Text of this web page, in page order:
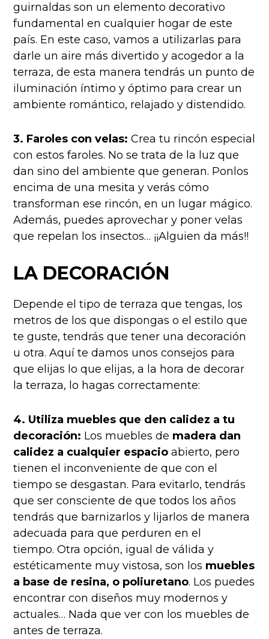
guirnaldas son un elemento decorativo
fundamental en cualquier hogar de este
país. En este caso, vamos a utilizarlas para
darle un aire más divertido y acogedor a la
terraza, de esta manera tendrás un punto de
iluminación íntimo y óptimo para crear un
ambiente romántico, relajado y distendido.
3. Faroles con velas: Crea tu rincón especial
con estos faroles. No se trata de la luz que
dan sino del ambiente que generan. Ponlos
encima de una mesita y verás cómo
transforman ese rincón, en un lugar mágico.
Además, puedes aprovechar y poner velas
que repelan los insectos… ¡¡Alguien da más!!
LA DECORACIÓN
Depende el tipo de terraza que tengas, los
metros de los que dispongas o el estilo que
te guste, tendrás que tener una decoración
u otra. Aquí te damos unos consejos para
que elijas lo que elijas, a la hora de decorar
la terraza, lo hagas correctamente:
4. Utiliza muebles que den calidez a tu
decoración: Los muebles de madera dan
calidez a cualquier espacio abierto, pero
tienen el inconveniente de que con el
tiempo se desgastan. Para evitarlo, tendrás
que ser consciente de que todos los años
tendrás que barnizarlos y lijarlos de manera
adecuada para que perduren en el
tiempo.Otra opción, igual de válida y
estéticamente muy vistosa, son los muebles
a base de resina, o poliuretano. Los puedes
encontrar con diseños muy modernos y
actuales… Nada que ver con los muebles de
antes de terraza.